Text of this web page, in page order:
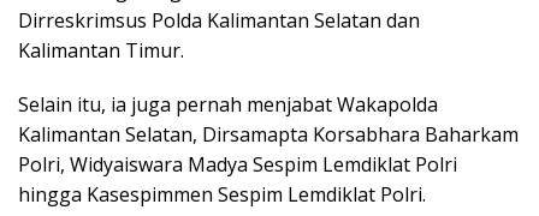
Dirreskrimsus Polda Kalimantan Selatan dan
Kalimantan Timur.
Selain itu, ia juga pernah menjabat Wakapolda
Kalimantan Selatan, Dirsamapta Korsabhara Baharkam
Polri, Widyaiswara Madya Sespim Lemdiklat Polri
hingga Kasespimmen Sespim Lemdiklat Polri.